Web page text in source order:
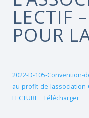
LECTIF
POUR
2022-D-105-Convention-
au-profit-de-lassociation-
LECTURE
Télécharger